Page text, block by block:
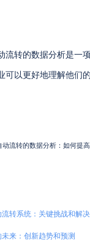
流转的数据分析是一
可以更好地理解他们
流转的数据分析：如何提
流转系统：关键挑战和解
来：创新趋势和预测